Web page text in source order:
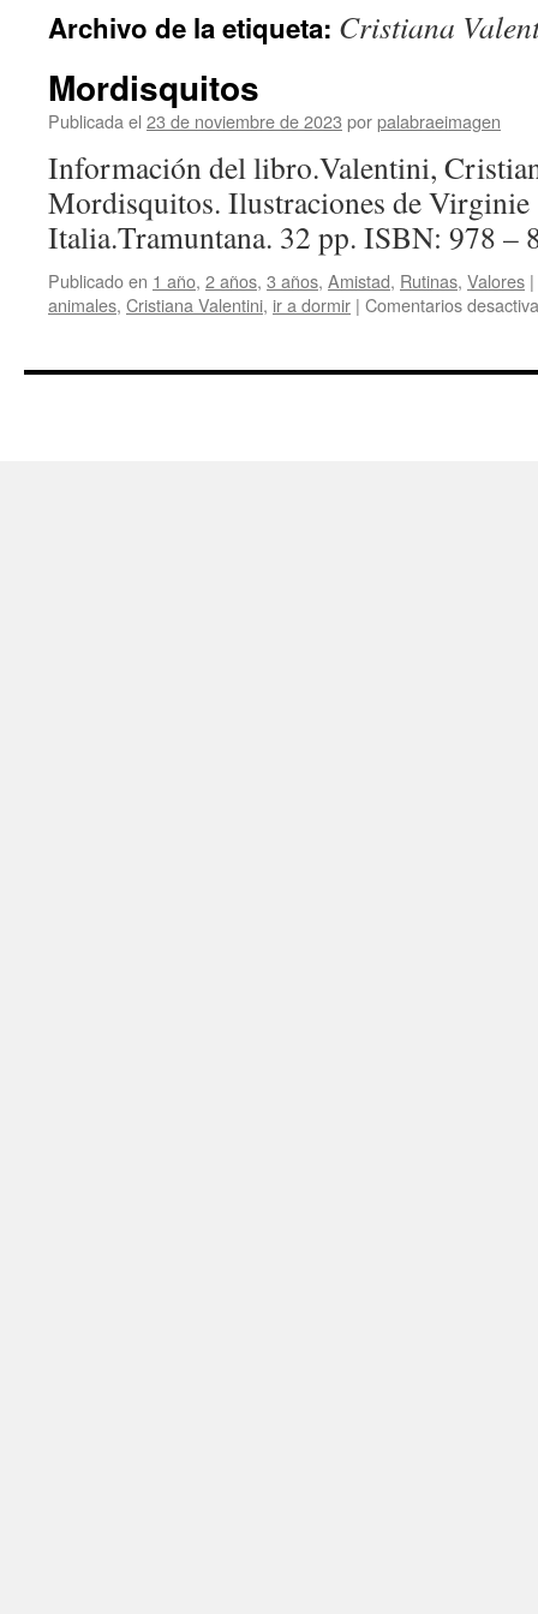
Archivo de la etiqueta: Cristiana
Mordisquitos
Publicada el 23 de noviembre de 2023 porpalabraeimagen
Información del libro.Valentini,
Mordisquitos. Ilustraciones de Virginie
Italia.Tramuntana. 32 pp. ISBN: 978 –
Publicado en 1 año, 2 años, 3 años, Amistad, Rutinas, Valores |
animales, Cristiana Valentini, ir a dormir | Comentarios